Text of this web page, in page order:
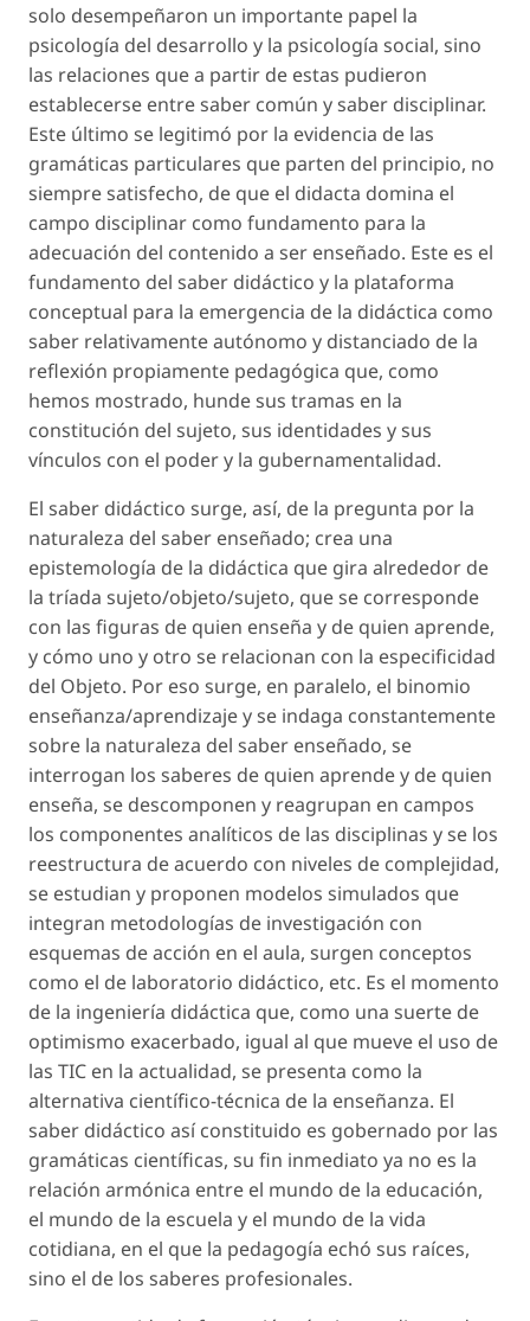
solo desempeñaron un importante papel la
psicología del desarrollo y la psicología social, sino
las relaciones que a partir de estas pudieron
establecerse entre saber común y saber disciplinar.
Este último se legitimó por la evidencia de las
gramáticas particulares que parten del principio, no
siempre satisfecho, de que el didacta domina el
campo disciplinar como fundamento para la
adecuación del contenido a ser enseñado. Este es el
fundamento del saber didáctico y la plataforma
conceptual para la emergencia de la didáctica como
saber relativamente autónomo y distanciado de la
reflexión propiamente pedagógica que, como
hemos mostrado, hunde sus tramas en la
constitución del sujeto, sus identidades y sus
vínculos con el poder y la gubernamentalidad.
El saber didáctico surge, así, de la pregunta por la
naturaleza del saber enseñado; crea una
epistemología de la didáctica que gira alrededor de
la tríada sujeto/objeto/sujeto, que se corresponde
con las figuras de quien enseña y de quien aprende,
y cómo uno y otro se relacionan con la especificidad
del Objeto. Por eso surge, en paralelo, el binomio
enseñanza/aprendizaje y se indaga constantemente
sobre la naturaleza del saber enseñado, se
interrogan los saberes de quien aprende y de quien
enseña, se descomponen y reagrupan en campos
los componentes analíticos de las disciplinas y se los
reestructura de acuerdo con niveles de complejidad,
se estudian y proponen modelos simulados que
integran metodologías de investigación con
esquemas de acción en el aula, surgen conceptos
como el de laboratorio didáctico, etc. Es el momento
de la ingeniería didáctica que, como una suerte de
optimismo exacerbado, igual al que mueve el uso de
las TIC en la actualidad, se presenta como la
alternativa científico-técnica de la enseñanza. El
saber didáctico así constituido es gobernado por las
gramáticas científicas, su fin inmediato ya no es la
relación armónica entre el mundo de la educación,
el mundo de la escuela y el mundo de la vida
cotidiana, en el que la pedagogía echó sus raíces,
sino el de los saberes profesionales.